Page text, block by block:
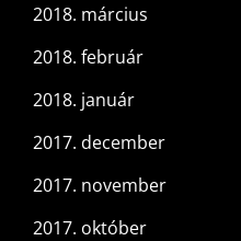
2018. március
2018. február
2018. január
2017. december
2017. november
2017. október